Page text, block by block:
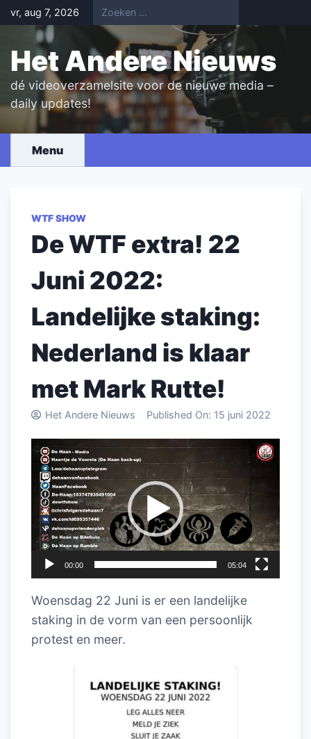
Skip
to
content
vr, aug 7, 2026
Het Andere Nieuws
dé videoverzamelsite voor de nieuwe media –
daily updates!
Menu
WTF SHOW
De WTF extra! 22
Juni 2022:
Landelijke staking:
Nederland is klaar
met Mark Rutte!
Het Andere Nieuws Published On: 15 juni 2022
Videospeler
00:00 05:04
Woensdag 22 Juni is er een landelijke
staking in de vorm van een persoonlijk
protest en meer.